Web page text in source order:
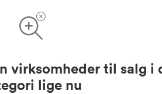
virksomheder til salg i
lige nu